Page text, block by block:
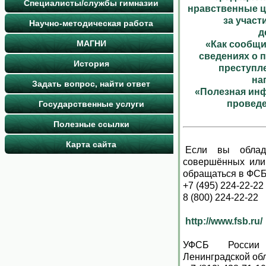
Специалисты/службы гимназии
Научно-методическая работа
МАГНИ
История
Задать вопрос, найти ответ
Государственные услуги
Полезные ссылки
Карта сайта
нравственные
за
«Как
сведениях о
«Полезная
Если вы
совершённых или
обращаться в
+7 (495) 224-22-22
8 (800) 224-22-22
http://www.fsb.ru/
УФСБ России
Ленинградской